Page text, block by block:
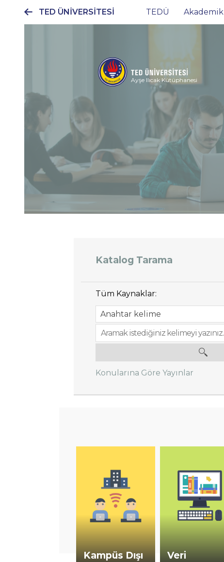
TED ÜNİVERSİTESİ
Ana
menüsü
TEDÜ Akademik
Ayşe Ilıcak Kütüphanesi
Katalog Tarama
Tüm Kaynaklar:
Konularına Göre Yayınlar
Kampüs Dışı
Veri